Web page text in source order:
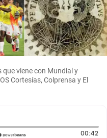
que viene con Mundial y
Cortesías, Colprensa y El
0 segundos 00:42